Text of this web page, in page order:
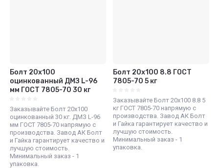
Болт 20х100
оцинкованный ДМЗ L-96
мм ГОСТ 7805-70 30 кг
Заказывайте Болт 20х100
оцинкованный 30 кг. ДМЗ L-96
мм ГОСТ 7805-70 напрямую с
производства. Завод АК Болт
и Гайка гарантирует качество и
лучшую стоимость.
Минимальный заказ - 1
упаковка.
Болт 20х100 8.8 ГОСТ
7805-70 5 кг
Заказывайте Болт 20х100 8.8 5
кг ГОСТ 7805-70 напрямую с
производства. Завод АК Болт
и Гайка гарантирует качество и
лучшую стоимость.
Минимальный заказ - 1
упаковка.